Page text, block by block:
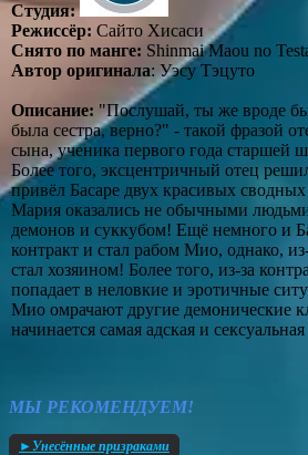
Студия:
Режиссёр: Сайто Хисаси
Снято по манге: Shinmai Maou no
Автор оригинала: Уэсу Тэцуто
Описание: "Послушай, ты же вроде
была сестра, верно?" - такой фразой
сына, ученика первого года старшей
Более того, эксцентричный отец
привёл Басаре двух красивых
Мария оказались не обычными
демонов и суккубом! Ещё немного и
контракт и стал рабом Мио, однако,
стал хозяином! Более того, из-за
попадает в неловкие и эротичные
Мио омрачают другие демонические
начинается самая адская и
МЫ РЕКОМЕНДУЕМ!
►Унесённые призраками